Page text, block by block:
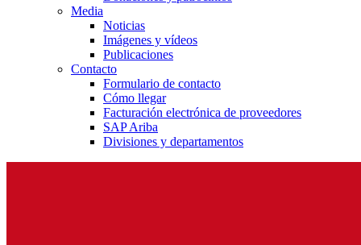
Media
Noticias
Imágenes y vídeos
Publicaciones
Contacto
Formulario de contacto
Cómo llegar
Facturación electrónica de proveedores
SAP Ariba
Divisiones y departamentos